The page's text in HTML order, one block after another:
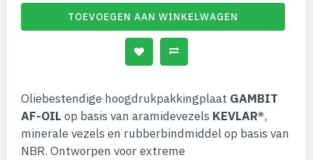
TOEVOEGEN AAN WINKELWAGEN
Oliebestendige hoogdrukpakkingplaat GAMBIT
AF-OIL op basis van aramidevezels KEVLAR®,
minerale vezels en rubberbindmiddel op basis van
NBR. Ontworpen voor extreme